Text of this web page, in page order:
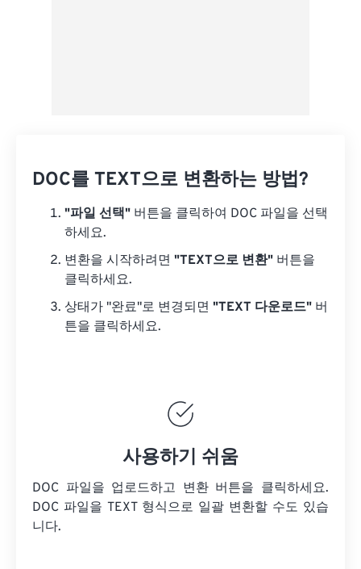
DOC를 TEXT으로 변환하는 방법?
"파일 선택" 버튼을 클릭하여 DOC 파일을 선택
하세요.
변환을 시작하려면 "TEXT으로 변환" 버튼을
클릭하세요.
상태가 "완료"로 변경되면 "TEXT 다운로드" 버
튼을 클릭하세요.
사용하기 쉬움
DOC 파일을 업로드하고 변환 버튼을 클릭하세요.
DOC 파일을 TEXT 형식으로 일괄 변환할 수도 있습
니다.